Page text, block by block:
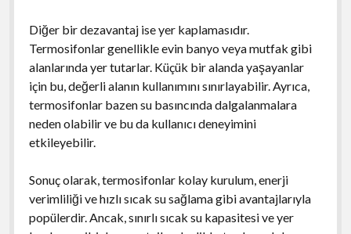
Diğer bir dezavantaj ise yer kaplamasıdır.
Termosifonlar genellikle evin banyo veya mutfak gibi
alanlarında yer tutarlar. Küçük bir alanda yaşayanlar
için bu, değerli alanın kullanımını sınırlayabilir. Ayrıca,
termosifonlar bazen su basıncında dalgalanmalara
neden olabilir ve bu da kullanıcı deneyimini
etkileyebilir.
Sonuç olarak, termosifonlar kolay kurulum, enerji
verimliliği ve hızlı sıcak su sağlama gibi avantajlarıyla
popülerdir. Ancak, sınırlı sıcak su kapasitesi ve yer